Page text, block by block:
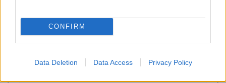
CONFIRM
Data Deletion Data Access Privacy Policy
Τα σχολιά σας δημοσιεύονται άμεσα με δική σας ευθύνη. Το
ΕΘΝΟΣ θα παρεμβαίνει και τα προσβλητικά σχόλια θα
διαγράφονται